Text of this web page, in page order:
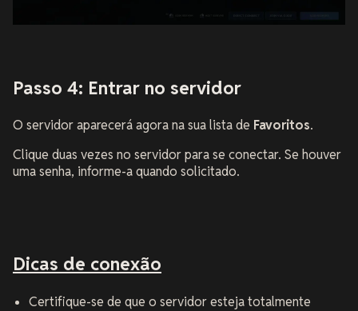
Passo 4: Entrar no servidor
O servidor aparecerá agora na sua lista de Favoritos.
Clique duas vezes no servidor para se conectar. Se houver
uma senha, informe-a quando solicitado.
Dicas de conexão
Certifique-se de que o servidor esteja totalmente